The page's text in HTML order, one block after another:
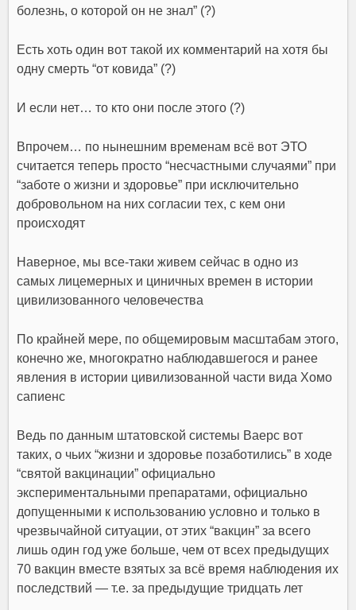
болезнь, о которой он не знал” (?)
Есть хоть один вот такой их комментарий на хотя бы
одну смерть “от ковида” (?)
И если нет… то кто они после этого (?)
Впрочем… по нынешним временам всё вот ЭТО
считается теперь просто “несчастными случаями” при
“заботе о жизни и здоровье” при исключительно
добровольном на них согласии тех, с кем они
происходят
Наверное, мы все-таки живем сейчас в одно из
самых лицемерных и циничных времен в истории
цивилизованного человечества
По крайней мере, по общемировым масштабам этого,
конечно же, многократно наблюдавшегося и ранее
явления в истории цивилизованной части вида Хомо
сапиенс
Ведь по данным штатовской системы Ваерс вот
таких, о чьих “жизни и здоровье позаботились” в ходе
“святой вакцинации” официально
экспериментальными препаратами, официально
допущенными к использованию условно и только в
чрезвычайной ситуации, от этих “вакцин” за всего
лишь один год уже больше, чем от всех предыдущих
70 вакцин вместе взятых за всё время наблюдения их
последствий — т.е. за предыдущие тридцать лет